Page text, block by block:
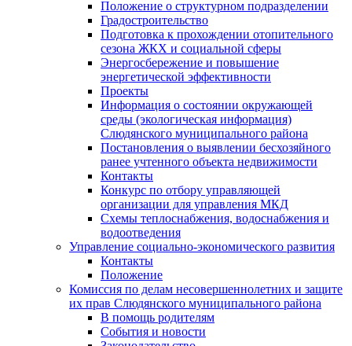
Положение о структурном подразделении
Градостроительство
Подготовка к прохождении отопительного
сезона ЖКХ и социальной сферы
Энергосбережение и повышение
энергетической эффективности
Проекты
Информация о состоянии окружающей
среды (экологическая информация)
Слюдянского муниципального района
Постановления о выявлении бесхозяйного
ранее учтенного объекта недвижимости
Контакты
Конкурс по отбору управляющей
организации для управления МКД
Схемы теплоснабжения, водоснабжения и
водоотведения
Управление социально-экономического развития
Контакты
Положение
Комиссия по делам несовершеннолетних и защите
их прав Слюдянского муниципального района
В помощь родителям
События и новости